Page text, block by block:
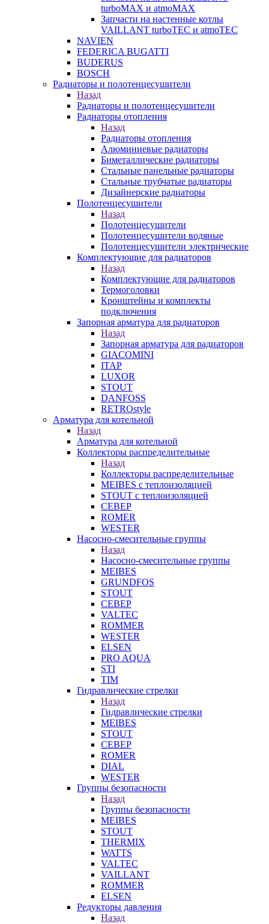
turboMAX и atmoMAX
Запчасти на настенные котлы
VAILLANT turboTEC и atmoTEC
NAVIEN
FEDERICA BUGATTI
BUDERUS
BOSCH
Радиаторы и полотенцесушители
Назад
Радиаторы и полотенцесушители
Радиаторы отопления
Назад
Радиаторы отопления
Алюминиевые радиаторы
Биметаллические радиаторы
Стальные панельные радиаторы
Стальные трубчатые радиаторы
Дизайнерские радиаторы
Полотенцесушители
Назад
Полотенцесушители
Полотенцесушители водяные
Полотенцесушители электрические
Комплектующие для радиаторов
Назад
Комплектующие для радиаторов
Термоголовки
Кронштейны и комплекты
подключения
Запорная арматура для радиаторов
Назад
Запорная арматура для радиаторов
GIACOMINI
ITAP
LUXOR
STOUT
DANFOSS
RETROstyle
Арматура для котельной
Назад
Арматура для котельной
Коллекторы распределительные
Назад
Коллекторы распределительные
MEIBES с теплоизоляцией
STOUT с теплоизоляцией
СЕВЕР
ROMER
WESTER
Насосно-смесительные группы
Назад
Насосно-смесительные группы
MEIBES
GRUNDFOS
STOUT
СЕВЕР
VALTEC
ROMMER
WESTER
ELSEN
PRO AQUA
STI
TIM
Гидравлические стрелки
Назад
Гидравлические стрелки
MEIBES
STOUT
СЕВЕР
ROMER
DIAL
WESTER
Группы безопасности
Назад
Группы безопасности
MEIBES
STOUT
THERMIX
WATTS
VALTEC
VAILLANT
ROMMER
ELSEN
Редукторы давления
Назад